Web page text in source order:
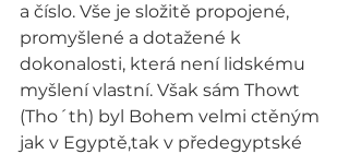
a číslo. Vše je složitě propojené,
promyšlené a dotažené k
dokonalosti, která není lidskému
myšlení vlastní. Však sám Thowt
(Tho´th) byl Bohem velmi ctěným
jak v Egyptě,tak v předegyptské